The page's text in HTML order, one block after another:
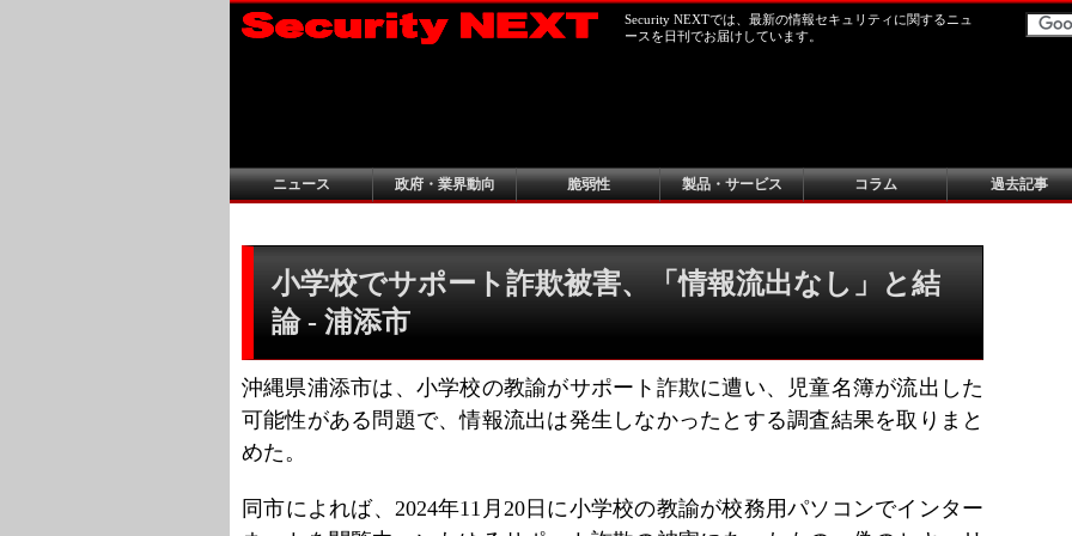
Security NEXTでは、最新の情報セキュリティに関するニュ
ースを日刊でお届けしています。
ニュース 政府・業界動向 脆弱性 製品・サービス コラム 過去記事
小学校でサポート詐欺被害、「情報流出なし」と結
論 - 浦添市
沖縄県浦添市は、小学校の教諭がサポート詐欺に遭い、児童名簿が流出した
可能性がある問題で、情報流出は発生しなかったとする調査結果を取りまと
めた。
同市によれば、2024年11月20日に小学校の教諭が校務用パソコンでインター